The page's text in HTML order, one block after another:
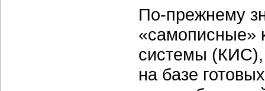
По-прежнему
«самописные»
системы (КИС),
на базе